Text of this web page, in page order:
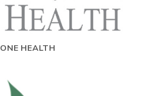
ONE HEALTH